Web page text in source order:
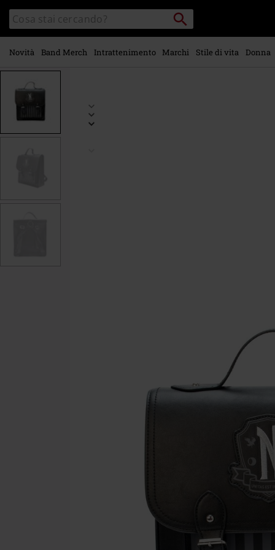
contenuto
principale
Cerca
nel
catalogo
Cerca
Punto
di
ritiro
Novità Band Merch Intrattenimento Marchi Stile di vita Donna
www.emp-
p/nevermore/588925St.html